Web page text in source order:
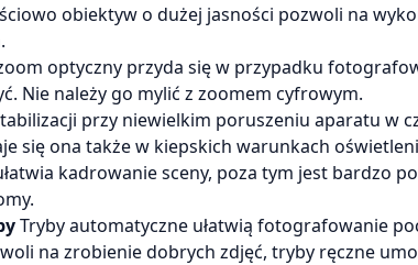
obiektyw o dużej jasności pozwoli na
optyczny przyda się w przypadku
Nie należy go mylić z zoomem cyfrowym.
przy niewielkim poruszeniu aparatu w
się ona także w kiepskich warunkach
kadrowanie sceny, poza tym jest bardzo
Tryby automatyczne ułatwią fotografowanie
na zrobienie dobrych zdjęć, tryby ręczne